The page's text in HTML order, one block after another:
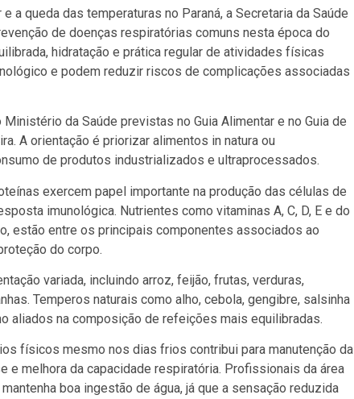
a queda das temperaturas no Paraná, a Secretaria da Saúde
de doenças respiratórias comuns nesta época do
hidratação e prática regular de atividades físicas
e podem reduzir riscos de complicações associadas
da Saúde previstas no Guia Alimentar e no Guia de
A orientação é priorizar alimentos in natura ou
de produtos industrializados e ultraprocessados.
exercem papel importante na produção das células de
imunológica. Nutrientes como vitaminas A, C, D, E e do
estão entre os principais componentes associados ao
do corpo.
variada, incluindo arroz, feijão, frutas, verduras,
Temperos naturais como alho, cebola, gengibre, salsinha
aliados na composição de refeições mais equilibradas.
físicos mesmo nos dias frios contribui para manutenção da
e melhora da capacidade respiratória. Profissionais da área
boa ingestão de água, já que a sensação reduzida